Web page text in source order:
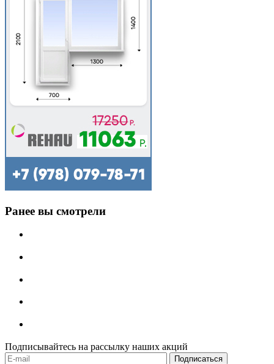
Ранее вы смотрели
Подписывайтесь на рассылку наших акций